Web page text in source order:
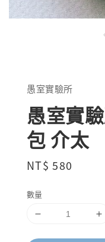
愚室實驗所
愚室實
包 介太
Regular
NT$ 580
數量